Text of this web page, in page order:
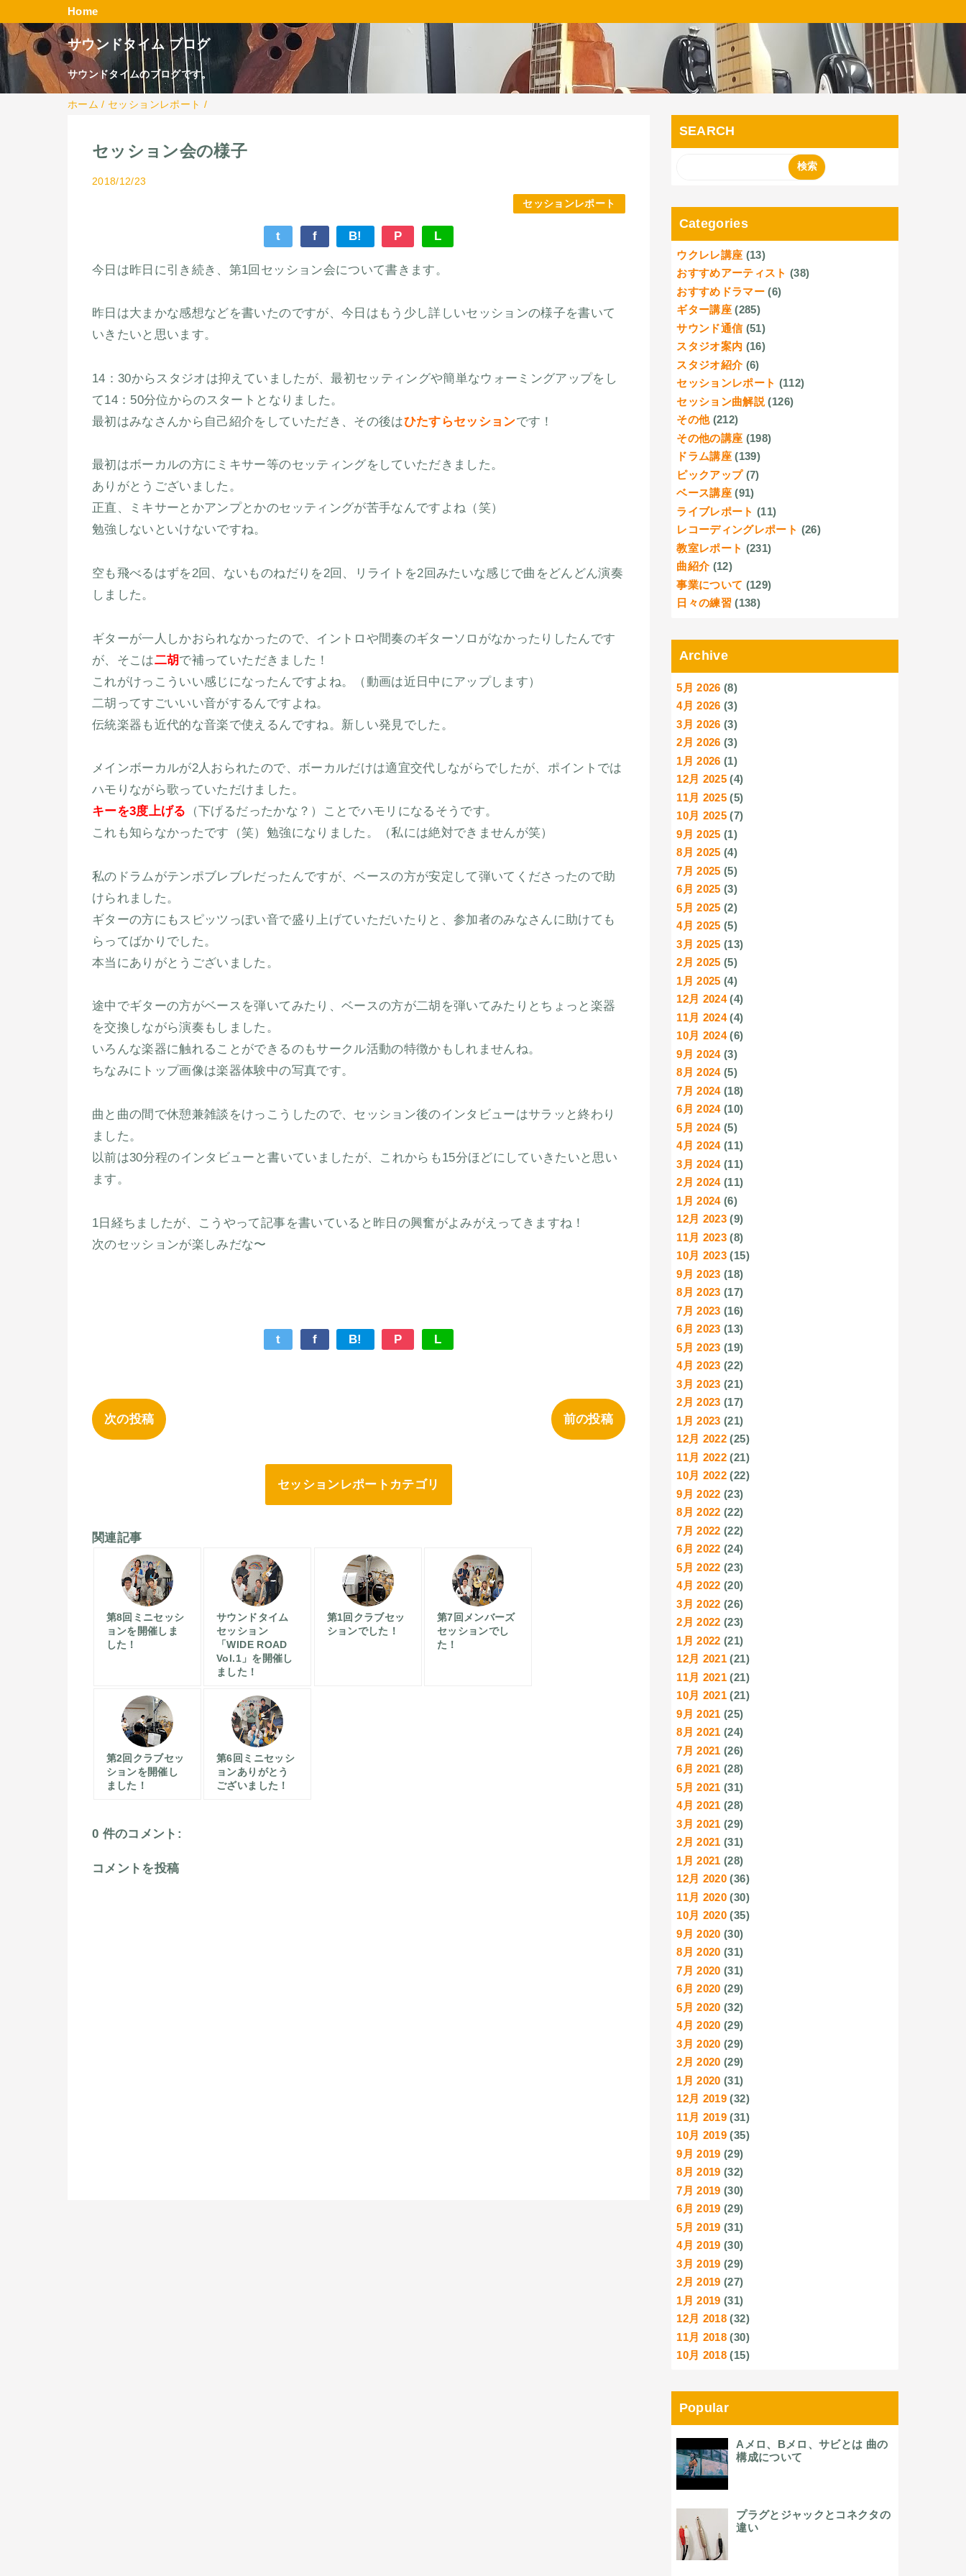
Home
サウンドタイム ブログ
サウンドタイムのブログです。
ホーム / セッションレポート /
セッション会の様子
2018/12/23
セッションレポート
t f B! P L
今日は昨日に引き続き、第1回セッション会について書きます。
昨日は大まかな感想などを書いたのですが、今日はもう少し詳しいセッションの様子を書いて
いきたいと思います。
14：30からスタジオは抑えていましたが、最初セッティングや簡単なウォーミングアップをし
て14：50分位からのスタートとなりました。
最初はみなさんから自己紹介をしていただき、その後はひたすらセッションです！
最初はボーカルの方にミキサー等のセッティングをしていただきました。
ありがとうございました。
正直、ミキサーとかアンプとかのセッティングが苦手なんですよね（笑）
勉強しないといけないですね。
空も飛べるはずを2回、ないものねだりを2回、リライトを2回みたいな感じで曲をどんどん演奏
しました。
ギターが一人しかおられなかったので、イントロや間奏のギターソロがなかったりしたんです
が、そこは二胡で補っていただきました！
これがけっこういい感じになったんですよね。（動画は近日中にアップします）
二胡ってすごいいい音がするんですよね。
伝統楽器も近代的な音楽で使えるんですね。新しい発見でした。
メインボーカルが2人おられたので、ボーカルだけは適宜交代しながらでしたが、ポイントでは
ハモりながら歌っていただけました。
キーを3度上げる （下げるだったかな？）ことでハモリになるそうです。
これも知らなかったです（笑）勉強になりました。（私には絶対できませんが笑）
私のドラムがテンポブレブレだったんですが、ベースの方が安定して弾いてくださったので助
けられました。
ギターの方にもスピッツっぽい音で盛り上げていただいたりと、参加者のみなさんに助けても
らってばかりでした。
本当にありがとうございました。
途中でギターの方がベースを弾いてみたり、ベースの方が二胡を弾いてみたりとちょっと楽器
を交換しながら演奏もしました。
いろんな楽器に触れることができるのもサークル活動の特徴かもしれませんね。
ちなみにトップ画像は楽器体験中の写真です。
曲と曲の間で休憩兼雑談をけっこうしたので、セッション後のインタビューはサラッと終わり
ました。
以前は30分程のインタビューと書いていましたが、これからも15分ほどにしていきたいと思い
ます。
1日経ちましたが、こうやって記事を書いていると昨日の興奮がよみがえってきますね！
次のセッションが楽しみだな〜
t f B! P L
次の投稿 前の投稿
セッションレポートカテゴリ
関連記事
第8回ミニセッシ
ョンを開催しま
した！
サウンドタイム
セッション
「WIDE ROAD
Vol.1」を開催し
ました！
第1回クラブセッ
ションでした！
第7回メンバーズ
セッションでし
た！
第2回クラブセッ
ションを開催し
ました！
第6回ミニセッシ
ョンありがとう
ございました！
0 件のコメント:
コメントを投稿
SEARCH
Categories
ウクレレ講座 (13)
おすすめアーティスト (38)
おすすめドラマー (6)
ギター講座 (285)
サウンド通信 (51)
スタジオ案内 (16)
スタジオ紹介 (6)
セッションレポート (112)
セッション曲解説 (126)
その他 (212)
その他の講座 (198)
ドラム講座 (139)
ピックアップ (7)
ベース講座 (91)
ライブレポート (11)
レコーディングレポート (26)
教室レポート (231)
曲紹介 (12)
事業について (129)
日々の練習 (138)
Archive
5月 2026 (8)
4月 2026 (3)
3月 2026 (3)
2月 2026 (3)
1月 2026 (1)
12月 2025 (4)
11月 2025 (5)
10月 2025 (7)
9月 2025 (1)
8月 2025 (4)
7月 2025 (5)
6月 2025 (3)
5月 2025 (2)
4月 2025 (5)
3月 2025 (13)
2月 2025 (5)
1月 2025 (4)
12月 2024(4)
11月 2024(4)
10月 2024(6)
9月 2024(3)
8月 2024(5)
7月 2024(18)
6月 2024(10)
5月 2024(5)
4月 2024(11)
3月 2024(11)
2月 2024(11)
1月 2024(6)
12月 2023 (9)
11月 2023 (8)
10月 2023 (15)
9月 2023 (18)
8月 2023 (17)
7月 2023 (16)
6月 2023 (13)
5月 2023 (19)
4月 2023 (22)
3月 2023 (21)
2月 2023 (17)
1月 2023 (21)
12月 2022 (25)
11月 2022 (21)
10月 2022 (22)
9月 2022 (23)
8月 2022 (22)
7月 2022 (22)
6月 2022 (24)
5月 2022 (23)
4月 2022 (20)
3月 2022 (26)
2月 2022 (23)
1月 2022 (21)
12月 2021 (21)
11月 2021 (21)
10月 2021 (21)
9月 2021 (25)
8月 2021 (24)
7月 2021 (26)
6月 2021 (28)
5月 2021 (31)
4月 2021 (28)
3月 2021 (29)
2月 2021 (31)
1月 2021 (28)
12月 2020 (36)
11月 2020 (30)
10月 2020 (35)
9月 2020 (30)
8月 2020 (31)
7月 2020 (31)
6月 2020 (29)
5月 2020 (32)
4月 2020 (29)
3月 2020 (29)
2月 2020 (29)
1月 2020 (31)
12月 2019 (32)
11月 2019 (31)
10月 2019 (35)
9月 2019 (29)
8月 2019 (32)
7月 2019 (30)
6月 2019 (29)
5月 2019 (31)
4月 2019 (30)
3月 2019 (29)
2月 2019 (27)
1月 2019 (31)
12月 2018 (32)
11月 2018 (30)
10月 2018 (15)
Popular
Aメロ、Bメロ、サビとは 曲の
構成について
プラグとジャックとコネクタの
違い